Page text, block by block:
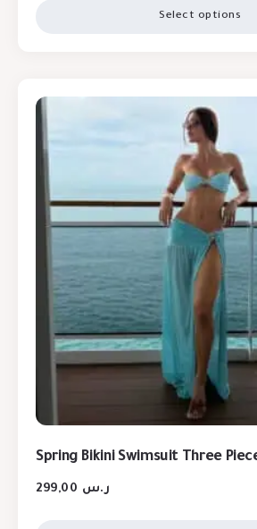
Select options
Spring Bikini Swimsuit Three
ر.س